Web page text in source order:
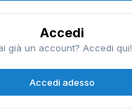
Accedi
già un account? Accedi qui!
Accedi adesso